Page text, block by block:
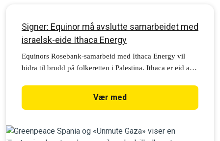
Signer: Equinor må avslutte samarbeidet med
israelsk-eide Ithaca Energy
Equinors Rosebank-samarbeid med Ithaca Energy vil
bidra til brudd på folkeretten i Palestina. Ithaca er eid av
Vær med